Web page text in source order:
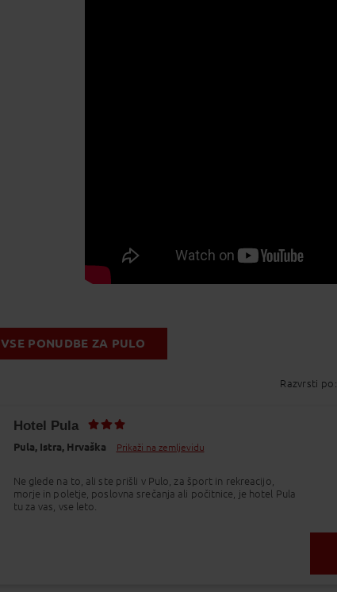
VSE PONUDBE ZA PULO
Razvrsti po:
Hotel Pula
Pula, Istra, Hrvaška Prikaži na zemljevidu
Ne glede na to, ali ste prišli v Pulo, za šport in rekreacijo,
morje in poletje, poslovna srečanja ali počitnice, je hotel Pula
tu za vas, vse leto.